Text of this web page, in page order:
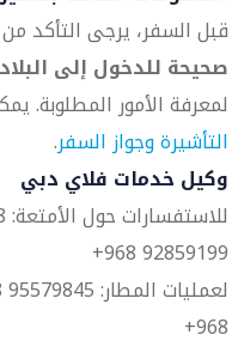
قبل السفر، يرجى التأكد
صحيحة للدخول إلى البلاد
لمعرفة الأمور المطلوبة.
التأشيرة وجواز السفر.
وكيل خدمات فلاي دبي
92859199 968+
968+